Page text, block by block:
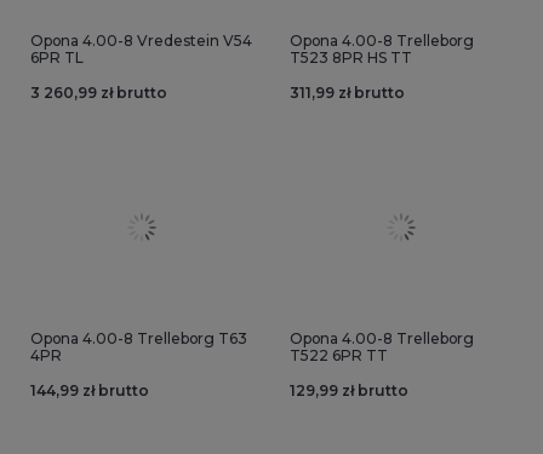
Opona 4.00-8 Vredestein V54
6PR TL
3 260,99 zł brutto
Opona 4.00-8 Trelleborg
T523 8PR HS TT
311,99 zł brutto
Opona 4.00-8 Trelleborg T63
4PR
144,99 zł brutto
Opona 4.00-8 Trelleborg
T522 6PR TT
129,99 zł brutto